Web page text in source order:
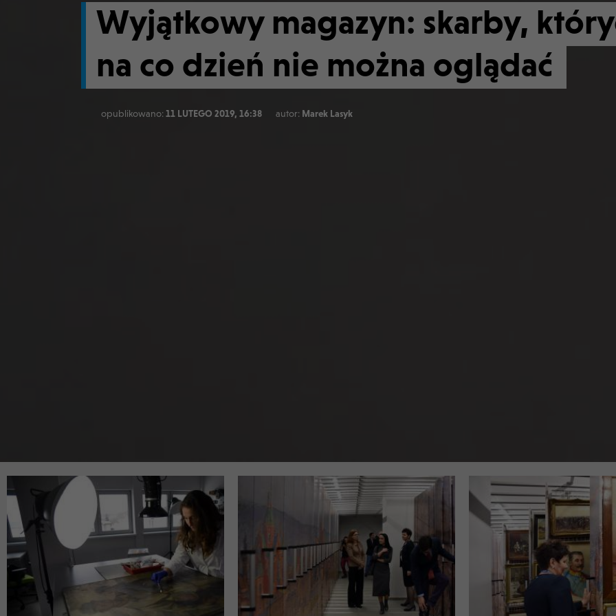
Wyjątkowy magazyn: skarby,
na co dzień nie można oglądać
opublikowano: 11 LUTEGO 2019, 16:38 autor: Marek Lasyk